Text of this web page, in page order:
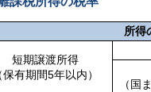
所得
短期譲渡所得
保有期間5年以内）
（国